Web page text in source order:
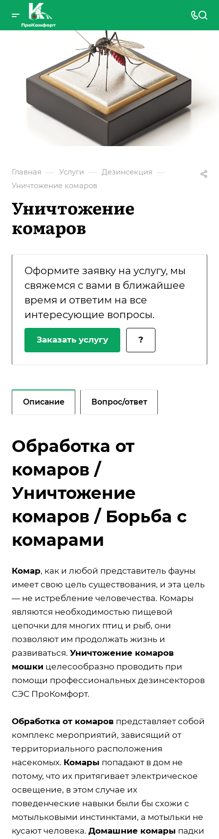
Главная — Услуги — Дезинсекция —
Уничтожение комаров
Уничтожение
комаров
Оформите заявку на услугу, мы
свяжемся с вами в ближайшее
время и ответим на все
интересующие вопросы.
Заказать услугу ?
Описание Вопрос/ответ
Обработка от
комаров /
Уничтожение
комаров / Борьба с
комарами
Комар, как и любой представитель фауны
имеет свою цель существования, и эта цель
— не истребление человечества. Комары
являются необходимостью пищевой
цепочки для многих птиц и рыб, они
позволяют им продолжать жизнь и
развиваться. Уничтожение комаров
мошки целесообразно проводить при
помощи профессиональных дезинсекторов
СЭС ПроКомфорт.
Обработка от комаров представляет собой
комплекс мероприятий, зависящий от
территориального расположения
насекомых. Комары попадают в дом не
потому, что их притягивает электрическое
освещение, в этом случае их
поведенческие навыки были бы схожи с
мотыльковыми инстинктами, а мотыльки не
кусают человека. Домашние комары падки